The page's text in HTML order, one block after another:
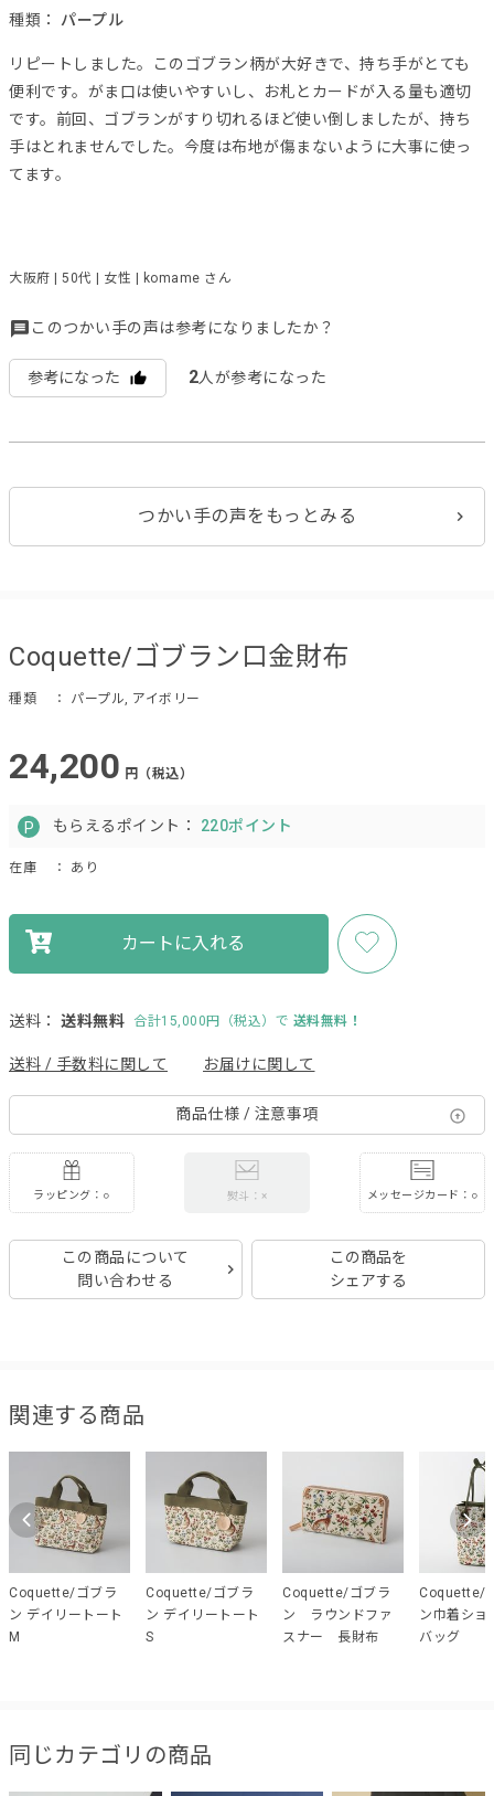
種類： パープル
リピートしました。このゴブラン柄が大好きで、持ち手がとても
便利です。がま口は使いやすいし、お札とカードが入る量も適切
です。前回、ゴブランがすり切れるほど使い倒しましたが、持ち
手はとれませんでした。今度は布地が傷まないように大事に使っ
てます。
大阪府 | 50代 | 女性 | komame さん
このつかい手の声は参考になりましたか？
参考になった 2人が参考になった
つかい手の声をもっとみる
Coquette/ゴブラン口金財布
種類 ： パープル, アイボリー
24,200 円（税込）
もらえるポイント： 220ポイント
在庫 ： あり
カートに入れる
送料： 送料無料 合計15,000円（税込）で 送料無料！
送料 / 手数料に関して お届けに関して
商品仕様 / 注意事項
ラッピング：○ 熨斗：× メッセージカード：○
この商品について
問い合わせる
この商品を
シェアする
関連する商品
Coquette/ゴブラ
ン デイリートート
M
Coquette/ゴブラ
ン デイリートート
S
Coquette/ゴブラ
ン ラウンドファ
スナー 長財布
Coquette/
ン巾着ショ
バッグ
同じカテゴリの商品